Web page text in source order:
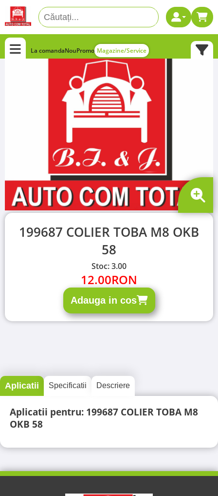
La comandaNouPromo Magazine/Service
199687 COLIER TOBA M8 OKB
58
Stoc: 3.00
12.00RON
Adauga in cos
Aplicatii Specificatii Descriere
Aplicatii pentru: 199687 COLIER TOBA M8
OKB 58